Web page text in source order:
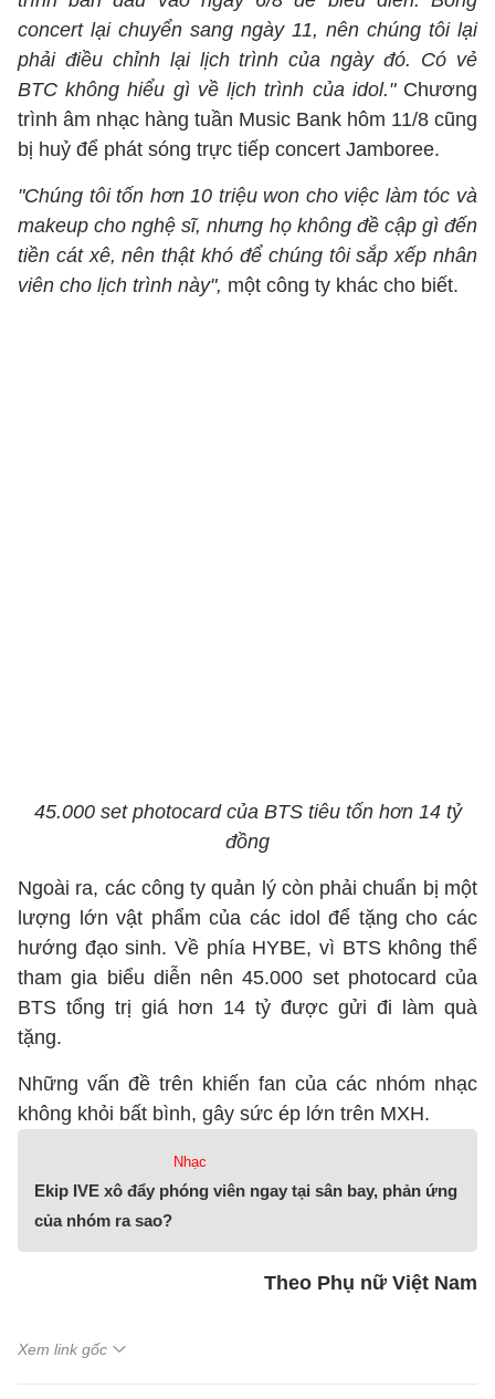
concert lại chuyển sang ngày 11, nên chúng tôi lại
phải điều chỉnh lại lịch trình của ngày đó. Có vẻ
BTC không hiểu gì về lịch trình của idol."Chương
trình âm nhạc hàng tuần Music Bank hôm 11/8 cũng
bị huỷ để phát sóng trực tiếp concert Jamboree.
"Chúng tôi tốn hơn 10 triệu won cho việc làm tóc và
makeup cho nghệ sĩ, nhưng họ không đề cập gì đến
tiền cát xê, nên thật khó để chúng tôi sắp xếp nhân
viên cho lịch trình này", một công ty khác cho biết.
45.000 set photocard của BTS tiêu tốn hơn 14 tỷ
đồng
Ngoài ra, các công ty quản lý còn phải chuẩn bị một
lượng lớn vật phẩm của các idol để tặng cho các
hướng đạo sinh. Về phía HYBE, vì BTS không thể
tham gia biểu diễn nên 45.000 set photocard của
BTS tổng trị giá hơn 14 tỷ được gửi đi làm quà
tặng.
Những vấn đề trên khiến fan của các nhóm nhạc
không khỏi bất bình, gây sức ép lớn trên MXH.
Nhạc
Ekip IVE xô đẩy phóng viên ngay tại sân bay, phản ứng
của nhóm ra sao?
Theo Phụ nữ Việt Nam
Xem link gốc